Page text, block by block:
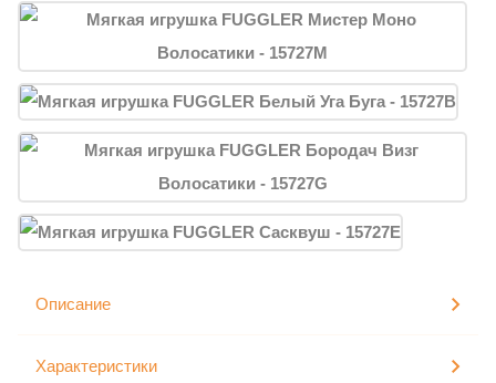
Описание
Характеристики